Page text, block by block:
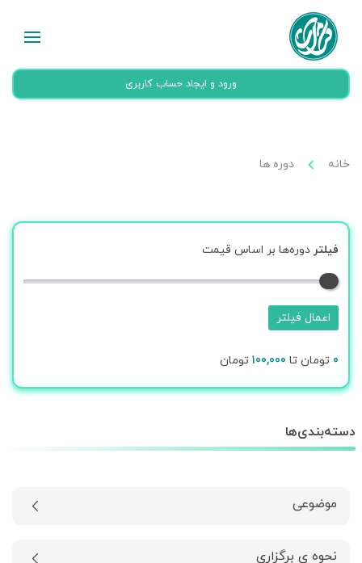
ورود و ایجاد حساب کاربری
خانه دوره ها
فیلتر دوره‌ها بر اساس قیمت
اعمال فیلتر
0 تومان تا 100,000 تومان
دسته‌بندی‌ها
موضوعی
نحوه ی برگزاری